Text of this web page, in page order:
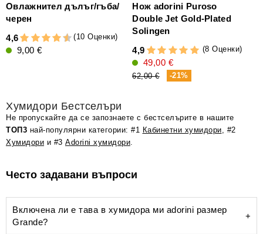
Овлажнител дълъг/гъба/
черен
4,6
(10 Оценки)
9,00 €
Нож adorini Puroso
Double Jet Gold-Plated
Solingen
4,9
(8 Оценки)
49,00 €
62,00 € -21%
Хумидори Бестселъри
Не пропускайте да се запознаете с бестселърите в нашите
ТОП3 най-популярни категории: #1 Кабинетни хумидори , #2
Хумидори и #3 Adorini хумидори
Често задавани въпроси
Включена ли е тава в хумидора ми adorini размер
Grande?